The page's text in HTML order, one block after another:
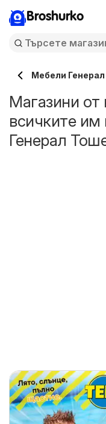
Broshurko
Мебели
Магазини от
всичките
Генерал